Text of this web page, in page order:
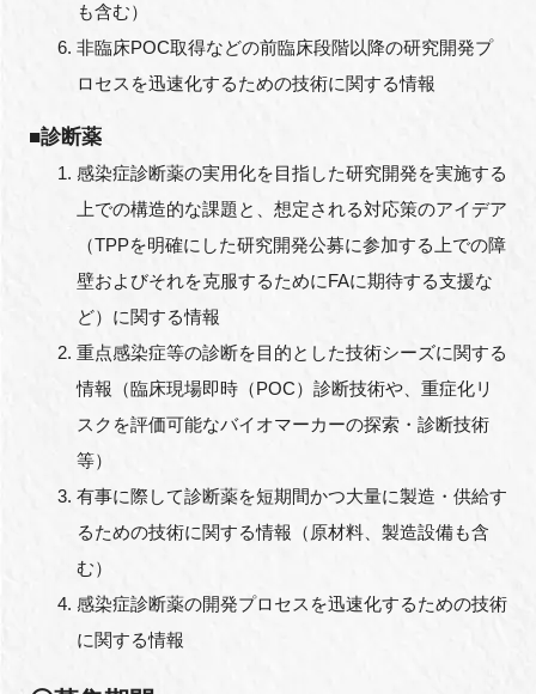
も含む）
非臨床POC取得などの前臨床段階以降の研究開発プ
ロセスを迅速化するための技術に関する情報
■診断薬
感染症診断薬の実用化を目指した研究開発を実施する
上での構造的な課題と、想定される対応策のアイデア
（TPPを明確にした研究開発公募に参加する上での障
壁およびそれを克服するためにFAに期待する支援な
ど）に関する情報
重点感染症等の診断を目的とした技術シーズに関する
情報（臨床現場即時（POC）診断技術や、重症化リ
スクを評価可能なバイオマーカーの探索・診断技術
等）
有事に際して診断薬を短期間かつ大量に製造・供給す
るための技術に関する情報（原材料、製造設備も含
む）
感染症診断薬の開発プロセスを迅速化するための技術
に関する情報